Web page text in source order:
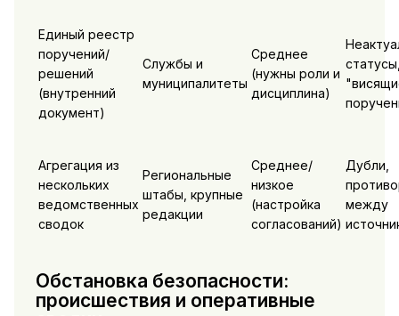
Единый реестр
поручений/
решений
(внутренний
документ)
Службы и
муниципалитеты
Среднее
(нужны роли и
дисциплина)
Агрегация из
нескольких
ведомственных
сводок
Региональные
штабы, крупные
редакции
Среднее/
низкое
(настройка
согласований)
Дубли,
между
Обстановка безопасности:
происшествия и оперативные